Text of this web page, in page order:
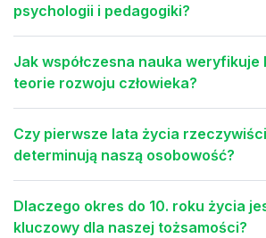
psychologii i pedagogiki?
Jak współczesna nauka weryfikuje
teorie rozwoju człowieka?
Czy pierwsze lata życia
determinują naszą osobowość?
Dlaczego okres do 10. roku życia
kluczowy dla naszej tożsamości?